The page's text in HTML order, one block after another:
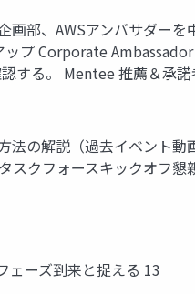
部、AWSアンバサダー
プ Corporate
する。 Mentee 推薦＆承
の解説（過去イベント
スクフォースキックオフ
ェーズ到来と捉える 13